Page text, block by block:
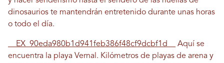
dinosaurios te mantendrán entretenido durante unas horas
o todo el día.
__EX_90eda980b1d941feb386f48cf9dcbf1d__
Aquí se
encuentra la playa Vernal. Kilómetros de playas de arena y